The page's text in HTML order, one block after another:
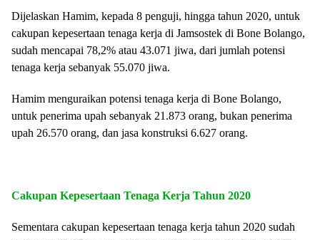
Dijelaskan Hamim, kepada 8 penguji, hingga tahun 2020, untuk
cakupan kepesertaan tenaga kerja di Jamsostek di Bone Bolango,
sudah mencapai 78,2% atau 43.071 jiwa, dari jumlah potensi
tenaga kerja sebanyak 55.070 jiwa.
Hamim menguraikan potensi tenaga kerja di Bone Bolango,
untuk penerima upah sebanyak 21.873 orang, bukan penerima
upah 26.570 orang, dan jasa konstruksi 6.627 orang.
Cakupan Kepesertaan Tenaga Kerja Tahun 2020
Sementara cakupan kepesertaan tenaga kerja tahun 2020 sudah